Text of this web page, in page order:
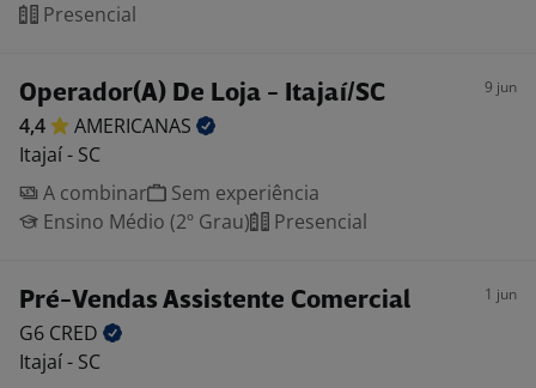
Presencial
Operador(A) De Loja - Itajaí/SC 9 jun
4,4
AMERICANAS
Itajaí - SC
A combinar
Sem experiência
Ensino Médio (2º Grau)
Presencial
Pré-Vendas Assistente Comercial 1 jun
G6 CRED
Itajaí - SC